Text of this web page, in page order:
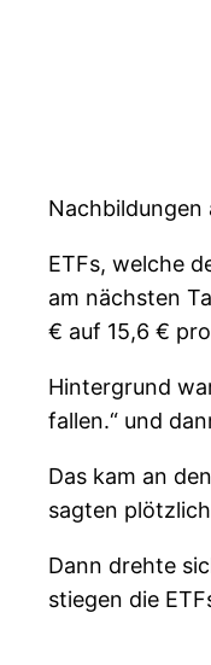
ETFs, welche
am nächsten
€ auf 15,6 €
Hintergrund
fallen.“ und
Das kam an
sagten
Dann drehte
stiegen die